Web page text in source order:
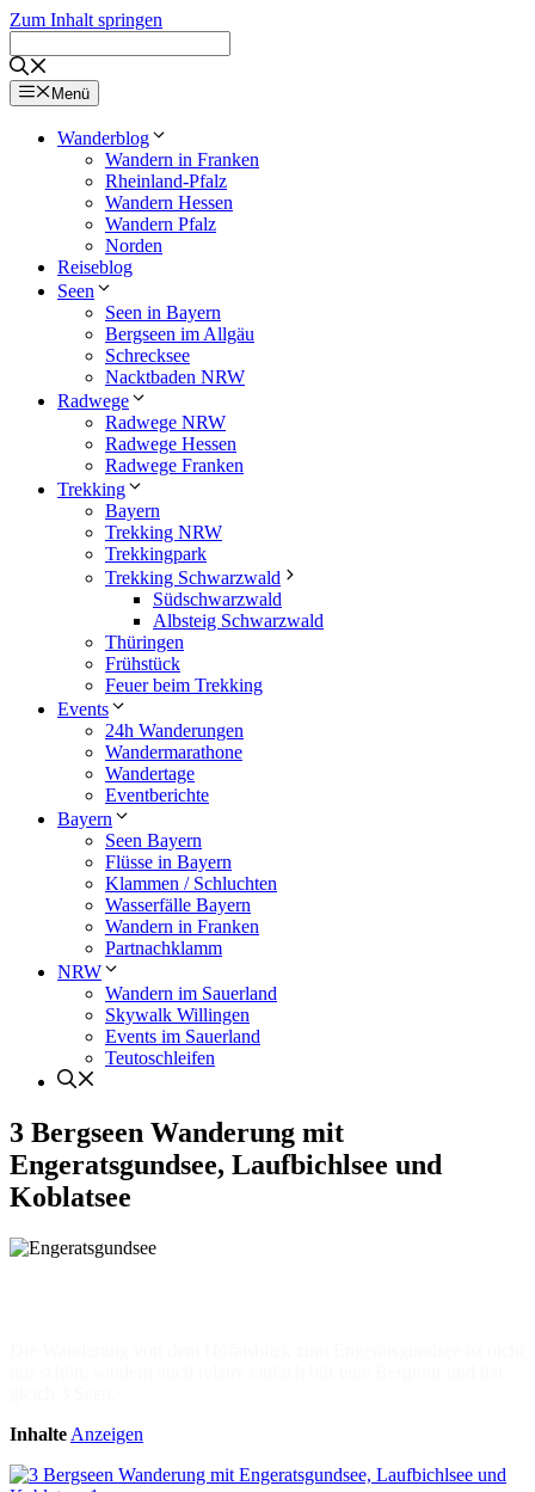
Zum Inhalt springen
Menü
Wanderblog
Wandern in Franken
Rheinland-Pfalz
Wandern Hessen
Wandern Pfalz
Norden
Reiseblog
Seen
Seen in Bayern
Bergseen im Allgäu
Schrecksee
Nacktbaden NRW
Radwege
Radwege NRW
Radwege Hessen
Radwege Franken
Trekking
Bayern
Trekking NRW
Trekkingpark
Trekking Schwarzwald
Südschwarzwald
Albsteig Schwarzwald
Thüringen
Frühstück
Feuer beim Trekking
Events
24h Wanderungen
Wandermarathone
Wandertage
Eventberichte
Bayern
Seen Bayern
Flüsse in Bayern
Klammen / Schluchten
Wasserfälle Bayern
Wandern in Franken
Partnachklamm
NRW
Wandern im Sauerland
Skywalk Willingen
Events im Sauerland
Teutoschleifen
3 Bergseen Wanderung mit
Engeratsgundsee, Laufbichlsee und
Koblatsee
Inhalte Anzeigen